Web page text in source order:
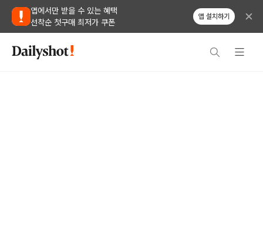
앱에서만 받을 수 있는 혜택
선착순 첫구매 최저가 쿠폰
앱 설치하기